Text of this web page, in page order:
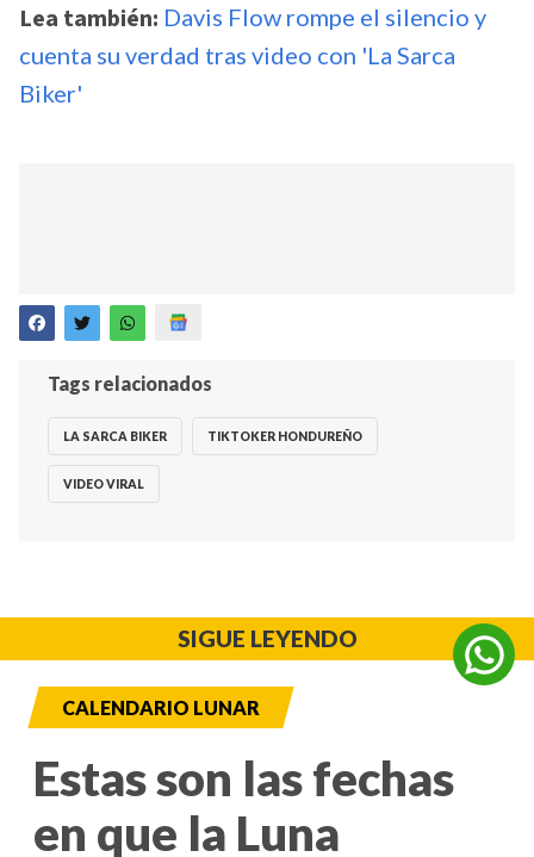
Lea también: Davis Flow rompe el silencio y
cuenta su verdad tras video con 'La Sarca
Biker'
Tags relacionados
LA SARCA BIKER TIKTOKER HONDUREÑO
VIDEO VIRAL
SIGUE LEYENDO
CALENDARIO LUNAR
Estas son las fechas
en que la Luna